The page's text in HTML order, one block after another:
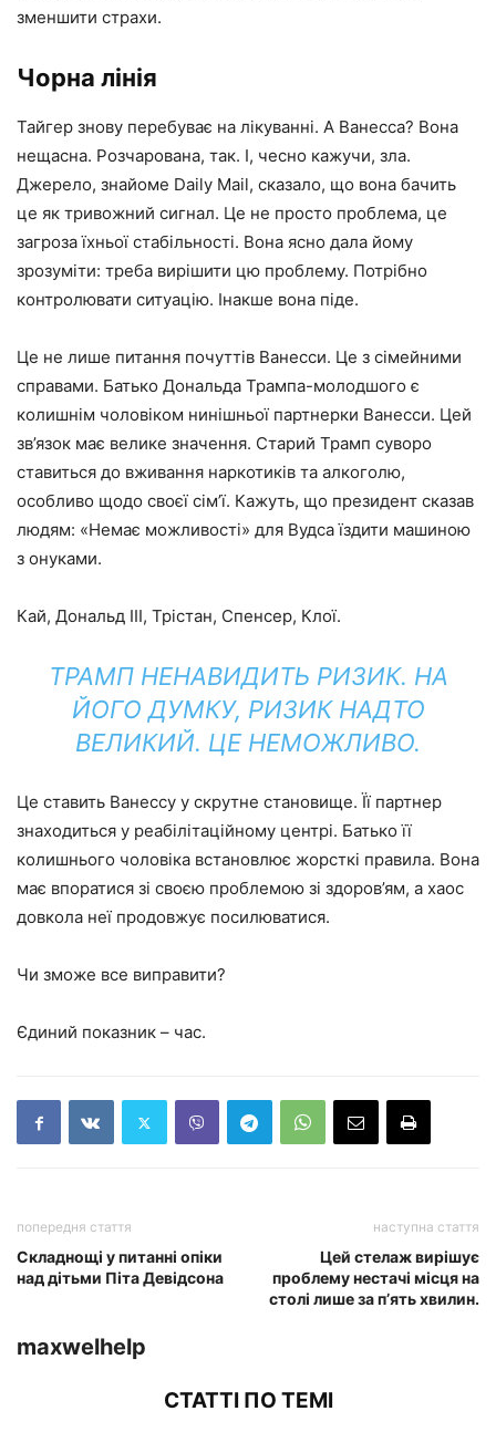
зменшити страхи.
Чорна лінія
Тайгер знову перебуває на лікуванні. А Ванесса? Вона
нещасна. Розчарована, так. І, чесно кажучи, зла.
Джерело, знайоме Daily Mail, сказало, що вона бачить
це як тривожний сигнал. Це не просто проблема, це
загроза їхньої стабільності. Вона ясно дала йому
зрозуміти: треба вирішити цю проблему. Потрібно
контролювати ситуацію. Інакше вона піде.
Це не лише питання почуттів Ванесси. Це з сімейними
справами. Батько Дональда Трампа-молодшого є
колишнім чоловіком нинішньої партнерки Ванесси. Цей
зв’язок має велике значення. Старий Трамп суворо
ставиться до вживання наркотиків та алкоголю,
особливо щодо своєї сім’ї. Кажуть, що президент сказав
людям: «Немає можливості» для Вудса їздити машиною
з онуками.
Кай, Дональд ІІІ, Трістан, Спенсер, Клої.
ТРАМП НЕНАВИДИТЬ РИЗИК. НА
ЙОГО ДУМКУ, РИЗИК НАДТО
ВЕЛИКИЙ. ЦЕ НЕМОЖЛИВО.
Це ставить Ванессу у скрутне становище. Її партнер
знаходиться у реабілітаційному центрі. Батько її
колишнього чоловіка встановлює жорсткі правила. Вона
має впоратися зі своєю проблемою зі здоров’ям, а хаос
довкола неї продовжує посилюватися.
Чи зможе все виправити?
Єдиний показник – час.
попередня стаття
Складнощі у питанні опіки
над дітьми Піта Девідсона
наступна стаття
Цей стелаж вирішує
проблему нестачі місця на
столі лише за п’ять хвилин.
maxwelhelp
СТАТТІ ПО ТЕМІ